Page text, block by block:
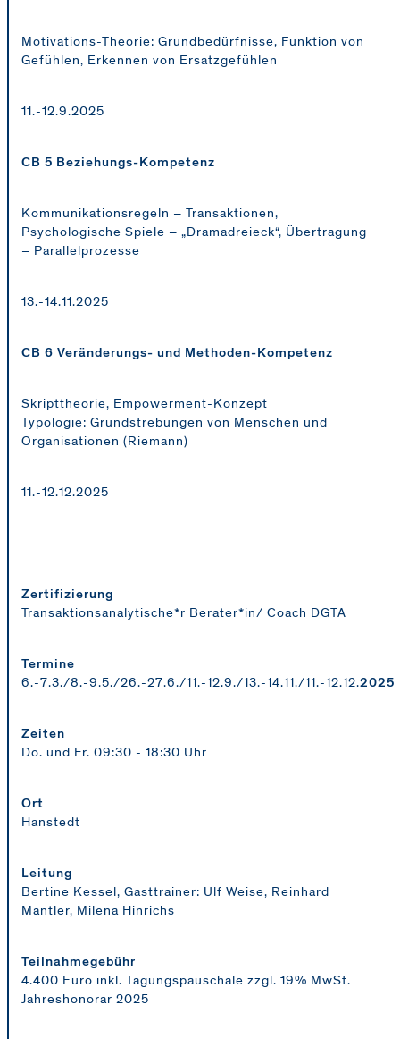
Motivations-Theorie: Grundbedürfnisse, Funktion von
Gefühlen, Erkennen von Ersatzgefühlen
11.-12.9.2025
CB 5 Beziehungs-Kompetenz
Kommunikationsregeln – Transaktionen,
Psychologische Spiele – „Dramadreieck“, Übertragung
– Parallelprozesse
13.-14.11.2025
CB 6 Veränderungs- und Methoden-Kompetenz
Skripttheorie, Empowerment-Konzept
Typologie: Grundstrebungen von Menschen und
Organisationen (Riemann)
11.-12.12.2025
Zertifizierung
Transaktionsanalytische*r Berater*in/ Coach DGTA
Termine
6.-7.3./8.-9.5./26.-27.6./11.-12.9./13.-14.11./11.-12.12.2025
Zeiten
Do. und Fr. 09:30 - 18:30 Uhr
Ort
Hanstedt
Leitung
Bertine Kessel, Gasttrainer: Ulf Weise, Reinhard
Mantler, Milena Hinrichs
Teilnahmegebühr
4.400 Euro inkl. Tagungspauschale zzgl. 19% MwSt.
Jahreshonorar 2025